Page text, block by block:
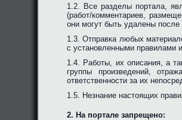
1.2. Все разделы портала,
(работ/комментариев,
они могут быть удалены
1.3. Отправка любых
с установленными правилами
1.4. Работы, их описания, а
группы произведений,
ответственности за их
1.5. Незнание настоящих
2. На портале запрещено: